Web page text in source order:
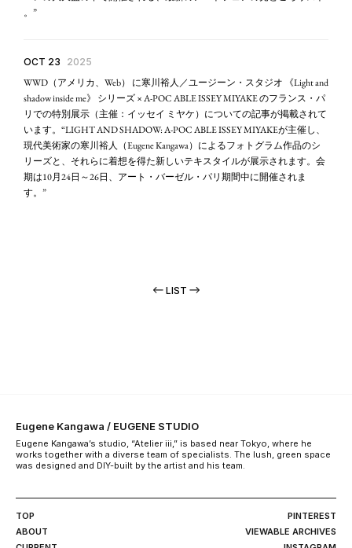
。”
OCT 23 2025
WWD（アメリカ、Web） に寒川裕人／ユージーン・スタジオ 《Light and
shadow inside me》 シリーズ × A-POC ABLE ISSEY MIYAKE のフランス・パ
リでの特別展示（主催：イッセイ ミヤケ）についての記事が掲載されて
います。“LIGHT AND SHADOW: A-POC ABLE ISSEY MIYAKEが主催し、
現代美術家の寒川裕人（Eugene Kangawa）によるフォトグラム作品のシ
リーズと、それらに着想を得た新しいテキスタイルが展示されます。会
期は10月24日～26日、アート・バーゼル・パリ期間中に開催されま
す。”
LIST
Eugene Kangawa / EUGENE STUDIO
Eugene Kangawa’s studio, “Atelier iii,” is based near Tokyo, where he
works together with a diverse team of specialists. The lush, green space
was designed and DIY-built by the artist and his team.
TOP
PINTEREST
ABOUT
VIEWABLE ARCHIVES